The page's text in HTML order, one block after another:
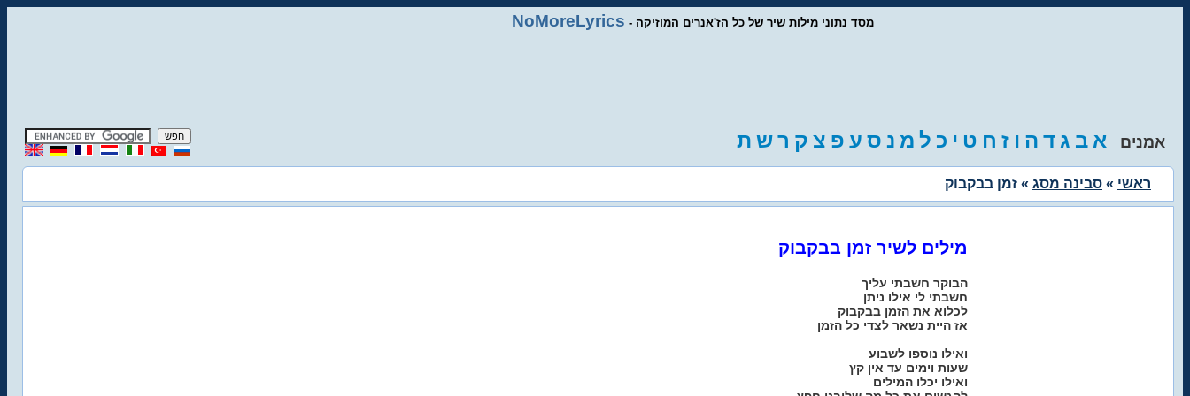
NoMoreLyrics - מסד נתוני מילות שיר של כל הז'אנרים המוזיקה
אמנים א ב ג ד ה ו ז ח ט י כ ל מ נ ס ע פ צ ק רש ת
ראשי » סבינה מסג » זמן בבקבוק
מילים לשיר זמן בבקבוק
הבוקר חשבתי עליך
חשבתי לי אילו ניתן
לכלוא את הזמן בבקבוק
אז היית נשאר לצדי כל הזמן
ואילו נוספו לשבוע
שעות וימים עד אין קץ
ואילו יכלו המילים